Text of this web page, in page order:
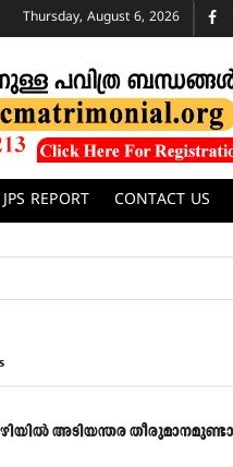
Thursday, August 6, 2026
JPS REPORT CONTACT US
അടിയന്തര